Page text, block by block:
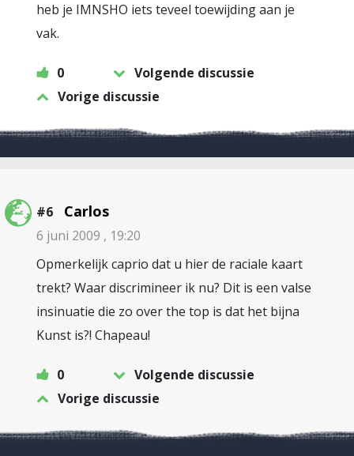
heb je IMNSHO iets teveel toewijding aan je
vak.
0
Volgende discussie
Vorige discussie
#6 Carlos
6 juni 2009 , 19:20
Opmerkelijk caprio dat u hier de raciale kaart
trekt? Waar discrimineer ik nu? Dit is een valse
insinuatie die zo over the top is dat het bijna
Kunst is?! Chapeau!
0
Volgende discussie
Vorige discussie